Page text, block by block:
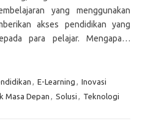
yang menggunakan
akses pendidikan yang
para pelajar. Mengapa…
, E-Learning , Inovasi
Masa Depan , Solusi , Teknologi